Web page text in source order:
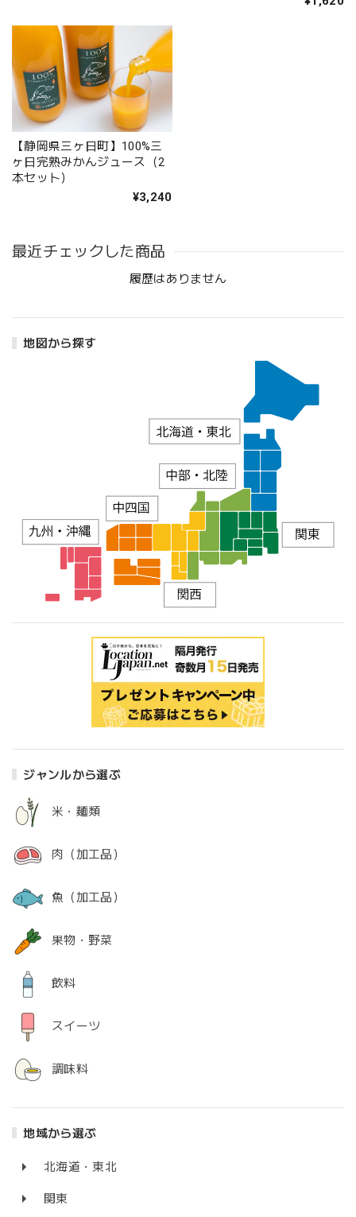
地図から探す
ジャンルから選ぶ
米・麺類
肉（加工品）
魚（加工品）
果物・野菜
飲料
スイーツ
調味料
地域から選ぶ
北海道・東北
関東
【静岡県三ヶ日町】100%三
ヶ日完熟みかんジュース（2
本セット）
¥3,240
最近チェックした商品
履歴はありません